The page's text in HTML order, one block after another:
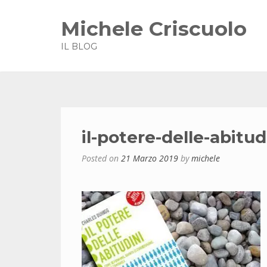
Michele Criscuolo
IL BLOG
il-potere-delle-
Posted on 21 Marzo 2019 bymichele